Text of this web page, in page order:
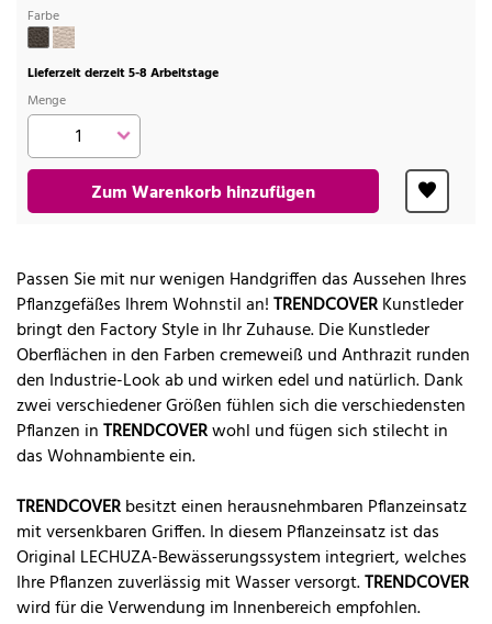
Farbe
Lieferzeit derzeit 5-8 Arbeitstage
Menge
Zum Warenkorb hinzufügen
Passen Sie mit nur wenigen Handgriffen das Aussehen Ihres
Pflanzgefäßes Ihrem Wohnstil an!TRENDCOVERKunstleder
bringt den Factory Style in Ihr Zuhause. Die Kunstleder
Oberflächen in den Farben cremeweiß und Anthrazit runden
den Industrie-Look ab und wirken edel und natürlich. Dank
zwei verschiedener Größen fühlen sich die verschiedensten
Pflanzen inTRENDCOVERwohl und fügen sich stilecht in
das Wohnambiente ein.
TRENDCOVERbesitzt einen herausnehmbaren Pflanzeinsatz
mit versenkbaren Griffen. In diesem Pflanzeinsatz ist das
Original LECHUZA-Bewässerungssystem integriert, welches
Ihre Pflanzen zuverlässig mit Wasser versorgt.TRENDCOVER
wird für die Verwendung im Innenbereich empfohlen.